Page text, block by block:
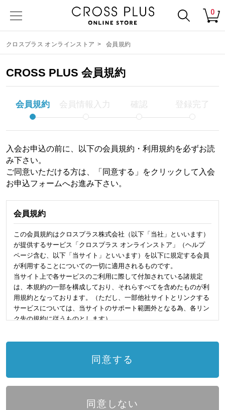
0
クロスプラス オンラインストア > 会員規約
CROSS PLUS 会員規約
会員規約 会員情報入力 確認 登録完了
入会お申込の前に、以下の会員規約・利用規約を必ずお読
み下さい。
ご同意いただける方は、「同意する」をクリックして入会
お申込フォームへお進み下さい。
会員規約
この会員規約はクロスプラス株式会社（以下「当社」といいます）
が提供するサービス「クロスプラス オンラインストア」（ヘルプ
ページ含む、以下「当サイト」といいます）を以下に規定する会員
が利用することについての一切に適用されるものです。
当サイト上で各サービスのご利用に際して付加されている諸規定
は、本規約の一部を構成しており、それらすべてを含めたものが利
用規約となっております。（ただし、一部他社サイトとリンクする
サービスについては、当サイトのサポート範囲外となる為、各リン
ク先の規約に従うものとします）
本規約の変更にご注意下さい
1. 当社は、会員の了承を得ることなく本規約を随時変更することが
2. 前項の変更については、当サイト上に1ヵ月間表示した時点で、
同意しない
同意する